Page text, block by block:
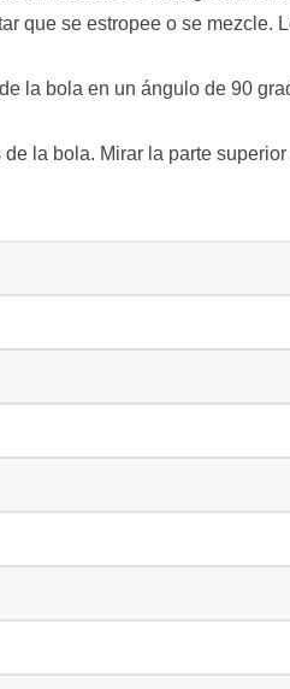
que se estropee o se
la bola en un ángulo de 90
la bola. Mirar la parte